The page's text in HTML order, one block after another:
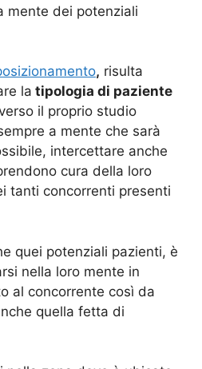
mente dei potenziali
, risulta
la tipologia di paziente
il proprio studio
a mente che sarà
intercettare anche
cura della loro
tanti concorrenti presenti
quei potenziali pazienti, è
nella loro mente in
al concorrente così da
quella fetta di